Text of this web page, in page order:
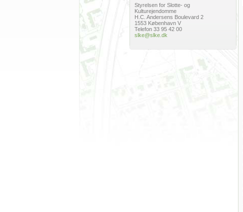
Styrelsen for Slotte- og
Kulturejendomme
H.C. Andersens Boulevard 2
1553 København V
Telefon 33 95 42 00
slke@slke.dk